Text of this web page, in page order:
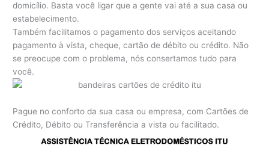
domicílio. Basta você ligar que a gente vai até a sua casa ou
estabelecimento.
Também facilitamos o pagamento dos serviços aceitando
pagamento à vista, cheque, cartão de débito ou crédito. Não
se preocupe com o problema, nós consertamos tudo para
você.
Pague no conforto da sua casa ou empresa, com Cartões de
Crédito, Débito ou Transferência a vista ou facilitado.